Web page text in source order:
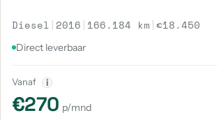
Diesel | 2016 | 166.184 km |€18.450
Direct leverbaar
Vanaf i
€270 p/mnd